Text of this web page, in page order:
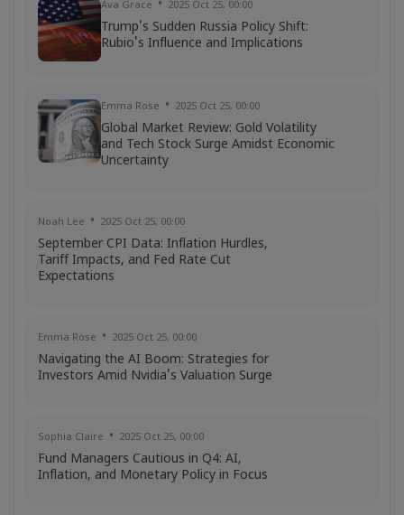
Top stocks of 2020
Ava Grace 2025 Oct 25, 00:00
Trump's Sudden Russia Policy Shift:
Rubio's Influence and Implications
Emma Rose 2025 Oct 25, 00:00
Global Market Review: Gold Volatility
and Tech Stock Surge Amidst Economic
Uncertainty
Noah Lee 2025 Oct 25, 00:00
September CPI Data: Inflation Hurdles,
Tariff Impacts, and Fed Rate Cut
Expectations
Emma Rose 2025 Oct 25, 00:00
Navigating the AI Boom: Strategies for
Investors Amid Nvidia's Valuation Surge
Sophia Claire 2025 Oct 25, 00:00
Fund Managers Cautious in Q4: AI,
Inflation, and Monetary Policy in Focus